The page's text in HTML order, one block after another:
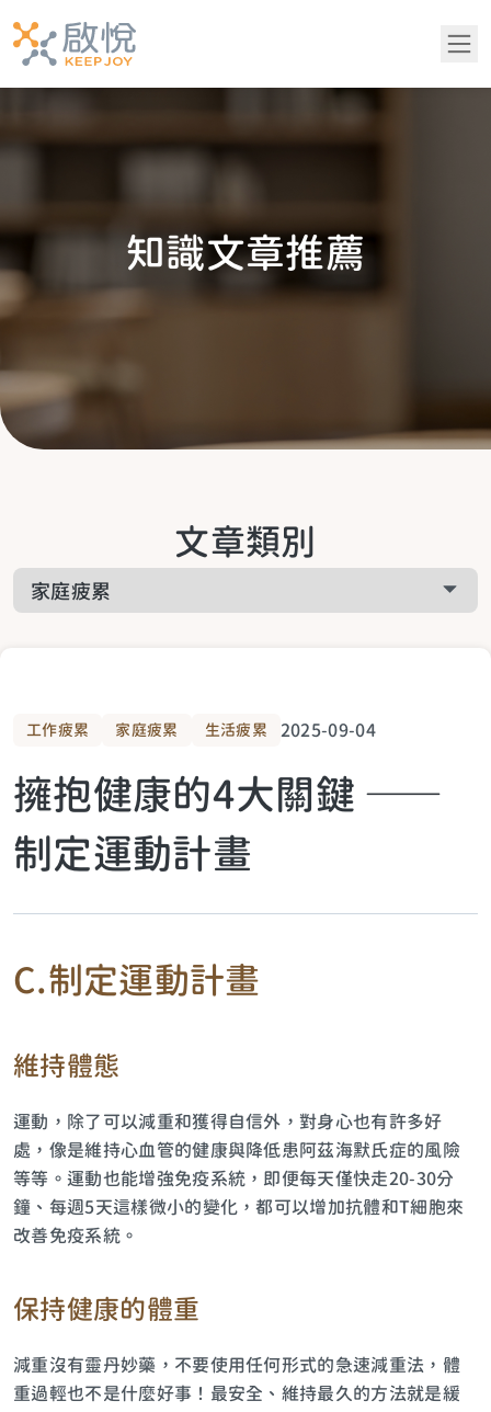
青少年專區
知識文章推薦
生活提案
關於青少年
關於課程相關
知識文章推薦
文章類別
工作疲累 家庭疲累 生活疲累 2025-09-04
擁抱健康的4大關鍵 ——
制定運動計畫
C.制定運動計畫
維持體態
運動，除了可以減重和獲得自信外，對身心也有許多好
處，像是維持心血管的健康與降低患阿茲海默氏症的風險
等等。運動也能增強免疫系統，即便每天僅快走20-30分
鐘、每週5天這樣微小的變化，都可以增加抗體和T細胞來
改善免疫系統。
保持健康的體重
減重沒有靈丹妙藥，不要使用任何形式的急速減重法，體
重過輕也不是什麼好事！最安全、維持最久的方法就是緩